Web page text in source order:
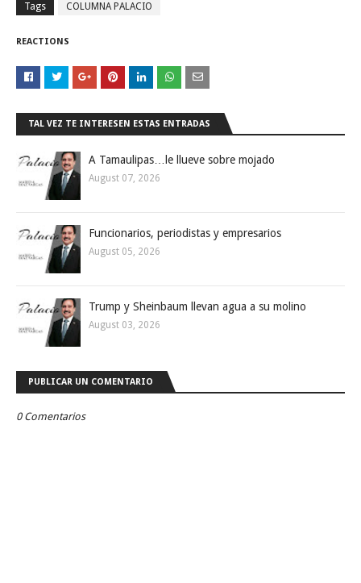
Tags COLUMNA PALACIO
REACTIONS
TAL VEZ TE INTERESEN ESTAS ENTRADAS
A Tamaulipas…le llueve sobre mojado
August 07, 2026
Funcionarios, periodistas y empresarios
August 05, 2026
Trump y Sheinbaum llevan agua a su molino
August 03, 2026
PUBLICAR UN COMENTARIO
0 Comentarios